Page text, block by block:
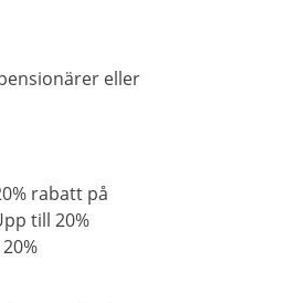
eller
rabatt på
till 20%